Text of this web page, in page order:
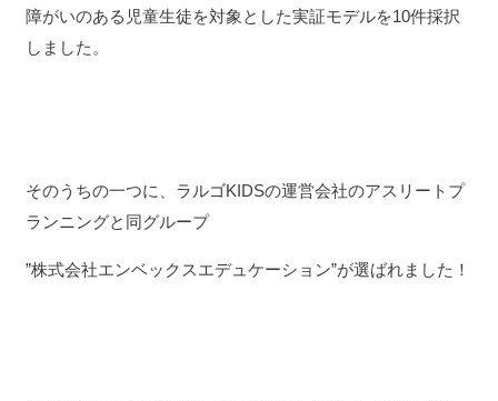
障がいのある児童生徒を対象とした実証モデルを10件採択
しました。
そのうちの一つに、ラルゴKIDSの運営会社のアスリートプ
ランニングと同グループ
”株式会社エンベックスエデュケーション”が選ばれました！